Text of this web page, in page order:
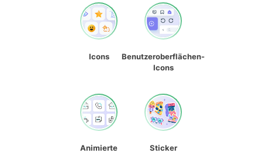
Icons
Benutzeroberflächen-
Icons
Animierte
Sticker